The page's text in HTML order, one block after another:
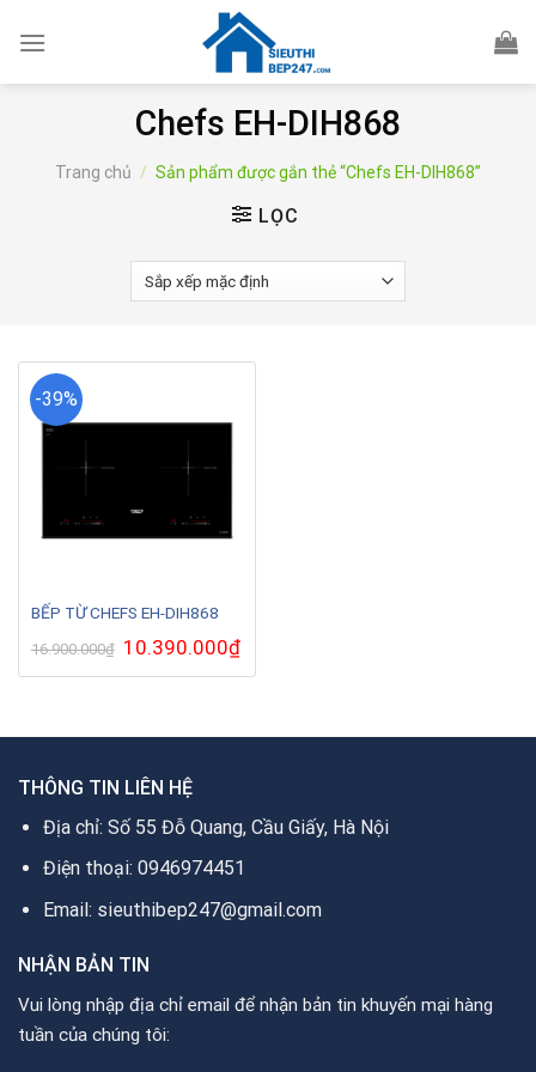
Chefs EH-DIH868
Trang chủ / Sản phẩm được gắn thẻ “Chefs EH-DIH868”
LỌC
-39%
BẾP TỪ CHEFS EH-DIH868
16.900.000₫ Giá
gốc
là:
10.390.000₫Giá
hiện
tại
THÔNG TIN LIÊN HỆ
Địa chỉ: Số 55 Đỗ Quang, Cầu Giấy, Hà Nội
Điện thoại: 0946974451
Email: sieuthibep247@gmail.com
NHẬN BẢN TIN
Vui lòng nhập địa chỉ email để nhận bản tin khuyến mại hàng
tuần của chúng tôi: